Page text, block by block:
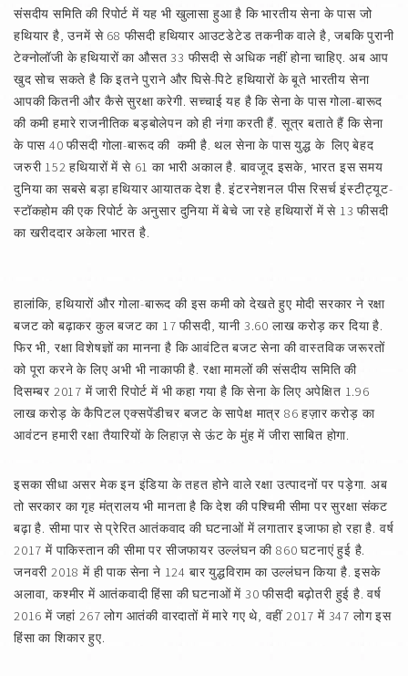
संसदीय समिति की रिपोर्ट में यह भी खुलासा हुआ है कि भारतीय सेना के पास जो
हथियार है, उनमें से 68 फीसदी हथियार आउटडेटेड तकनीक वाले है, जबकि पुरानी
टेक्नोलॉजी के हथियारों का औसत 33 फीसदी से अधिक नहीं होना चाहिए. अब आप
खुद सोच सकते है कि इतने पुराने और घिसे-पिटे हथियारों के बूते भारतीय सेना
आपकी कितनी और कैसे सुरक्षा करेगी. सच्चाई यह है कि सेना के पास गोला-बारूद
की कमी हमारे राजनीतिक बड़बोलेपन को ही नंगा करती हैं. सूत्र बताते हैं कि सेना
के पास 40 फीसदी गोला-बारूद की कमी है. थल सेना के पास युद्ध के लिए बेहद
जरुरी 152 हथियारों में से 61 का भारी अकाल है. बावजूद इसके, भारत इस समय
दुनिया का सबसे बड़ा हथियार आयातक देश है. इंटरनेशनल पीस रिसर्च इंस्टीट्यूट-
स्टॉकहोम की एक रिपोर्ट के अनुसार दुनिया में बेचे जा रहे हथियारों में से 13 फीसदी
का खरीददार अकेला भारत है.
हालांकि, हथियारों और गोला-बारूद की इस कमी को देखते हुए मोदी सरकार ने रक्षा
बजट को बढ़ाकर कुल बजट का 17 फीसदी, यानी 3.60 लाख करोड़ कर दिया है.
फिर भी, रक्षा विशेषज्ञों का मानना है कि आवंटित बजट सेना की वास्तविक जरूरतों
को पूरा करने के लिए अभी भी नाकाफी है. रक्षा मामलों की संसदीय समिति की
दिसम्बर 2017 में जारी रिपोर्ट में भी कहा गया है कि सेना के लिए अपेक्षित 1.96
लाख करोड़ के कैपिटल एक्सपेंडीचर बजट के सापेक्ष मात्र 86 हज़ार करोड़ का
आवंटन हमारी रक्षा तैयारियों के लिहाज़ से ऊंट के मुंह में जीरा साबित होगा.
इसका सीधा असर मेक इन इंडिया के तहत होने वाले रक्षा उत्पादनों पर पड़ेगा. अब
तो सरकार का गृह मंत्रालय भी मानता है कि देश की पश्चिमी सीमा पर सुरक्षा संकट
बढ़ा है. सीमा पार से प्रेरित आतंकवाद की घटनाओं में लगातार इजाफा हो रहा है. वर्ष
2017 में पाकिस्तान की सीमा पर सीजफायर उल्लंघन की 860 घटनाएं हुई है.
जनवरी 2018 में ही पाक सेना ने 124 बार युद्धविराम का उल्लंघन किया है. इसके
अलावा, कश्मीर में आतंकवादी हिंसा की घटनाओं में 30 फीसदी बढ़ोतरी हुई है. वर्ष
2016 में जहां 267 लोग आतंकी वारदातों में मारे गए थे, वहीं 2017 में 347 लोग इस
हिंसा का शिकार हुए.